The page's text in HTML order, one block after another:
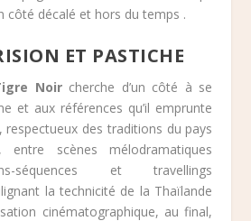
côté décalé et hors du temps .
ET PASTICHE
Noircherche d’un côté à se
et aux références qu’il emprunte
des traditions du pays
scènes mélodramatiques
séquences et travellings
la technicité de la Thaïlande
cinématographique, au final,